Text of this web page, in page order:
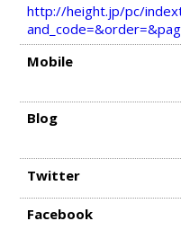
http://height.jp/pc/
Mobile
Blog
Twitter
Facebook